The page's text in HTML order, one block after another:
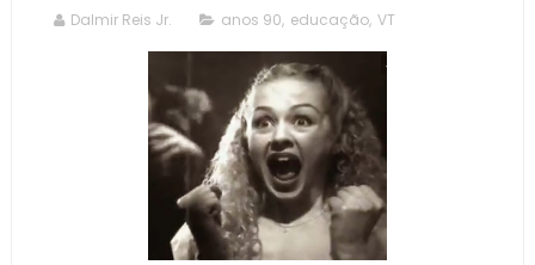
Dalmir Reis Jr. anos 90, educação, VT